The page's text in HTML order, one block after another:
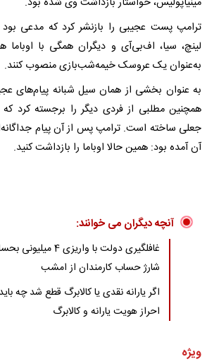
ترامپ پست عجیبی را بازنشر کرد که مدعی بود
لینچ، سیا، اف‌بی‌آی و دیگران همگی با اوباما
به‌عنوان یک عروسک خیمه‌شب‌بازی منصوب کنند.
به عنوان بخشی از همان سیل شبانه پیام‌های
همچنین مطلبی از فردی دیگر را برجسته کرد که
جعلی ساخته است. ترامپ پس از آن پیام
آن آمده بود: همین حالا اوباما را بازداشت کنید.
آنچه دیگران می خوانند:
غافلگیری دولت با
شارژ حساب کارمندان از امشب
اگر یارانه نقدی یا کالابرگ قطع شد چه
احراز هویت یارانه و کالابرگ
ویژه